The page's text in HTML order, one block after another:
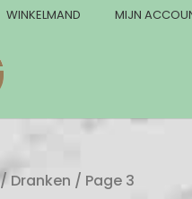
WINKELMAND MIJN
Dranken / Page 3